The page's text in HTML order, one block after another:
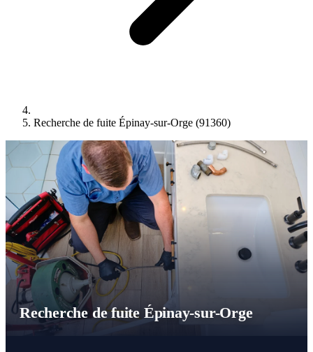
Recherche de fuite Épinay-sur-Orge (91360)
Recherche de fuite Épinay-sur-Orge